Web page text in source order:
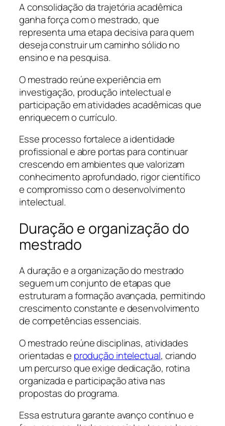
A consolidação da trajetória acadêmica
ganha força com o mestrado, que
representa uma etapa decisiva para quem
deseja construir um caminho sólido no
ensino e na pesquisa.
O mestrado reúne experiência em
investigação, produção intelectual e
participação em atividades acadêmicas que
enriquecem o currículo.
Esse processo fortalece a identidade
profissional e abre portas para continuar
crescendo em ambientes que valorizam
conhecimento aprofundado, rigor científico
e compromisso com o desenvolvimento
intelectual.
Duração e organização do
mestrado
A duração e a organização do mestrado
seguem um conjunto de etapas que
estruturam a formação avançada, permitindo
crescimento constante e desenvolvimento
de competências essenciais.
O mestrado reúne disciplinas, atividades
orientadas e produção intelectual, criando
um percurso que exige dedicação, rotina
organizada e participação ativa nas
propostas do programa.
Essa estrutura garante avanço contínuo e